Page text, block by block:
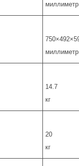
миллиметр
миллиметр
14.7
кг
20
кг